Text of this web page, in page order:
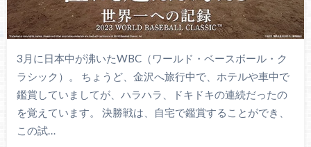
3月に日本中が沸いたWBC（ワールド・ベースボール・ク
ラシック）。 ちょうど、金沢へ旅行中で、ホテルや車中で
鑑賞していましてが、ハラハラ、ドキドキの連続だったの
を覚えています。 決勝戦は、自宅で鑑賞することができ、
この試…